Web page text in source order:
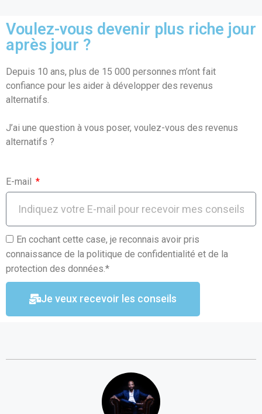
ce
b
o
o
k
ail at
s
A
p
ta
er
Voulez-vous devenir plus riche jour
après jour ?
Depuis 10 ans, plus de 15 000 personnes m’ont fait
confiance pour les aider à développer des revenus
alternatifs.
J’ai une question à vous poser, voulez-vous des revenus
alternatifs ?
E-mail
En cochant cette case, je reconnais avoir pris
connaissance de la politique de confidentialité et de la
protection des données.*
Je veux recevoir les conseils